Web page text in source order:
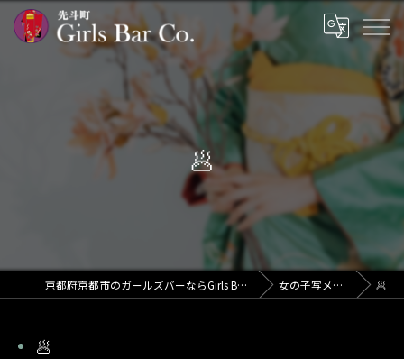
🥟
京都府京都市のガールズバーならGirls Bar Co. 女の子写メ日記 🥟
🥟